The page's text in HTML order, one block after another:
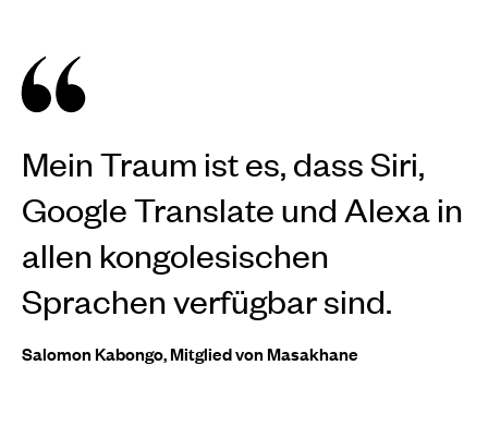
Mein Traum ist es, dass Siri,
Google Translate und Alexa in
allen kongolesischen
Sprachen verfügbar sind.
Salomon Kabongo, Mitglied von Masakhane